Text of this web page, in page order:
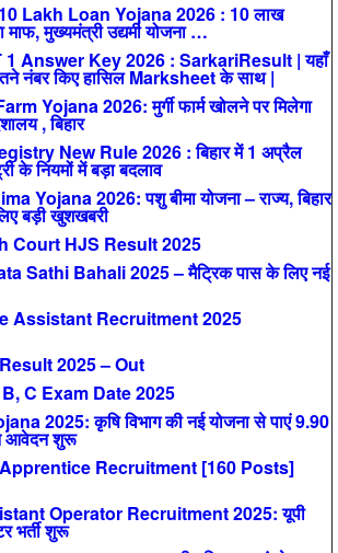
Lakh Loan Yojana 2026 : 10 लाख
माफ, मुख्यमंत्री उद्यमी योजना …
Answer Key 2026 : SarkariResult | यहाँ
नंबर किए हासिल Marksheet के साथ |
Yojana 2026: मुर्गी फार्म खोलने पर मिलेगा
, बिहार
New Rule 2026 : बिहार में 1 अप्रैल
के नियमों में बड़ा बदलाव
Yojana 2026: पशु बीमा योजना – राज्य, बिहार
बड़ी खुशखबरी
Court HJS Result 2025
Sathi Bahali 2025 – मैट्रिक पास के लिए नई
Assistant Recruitment 2025
2025 – Out
C Exam Date 2025
2025: कृषि विभाग की नई योजना से पाएं 9.90
आवेदन शुरू
Recruitment [160 Posts]
Operator Recruitment 2025: यूपी
भर्ती शुरू